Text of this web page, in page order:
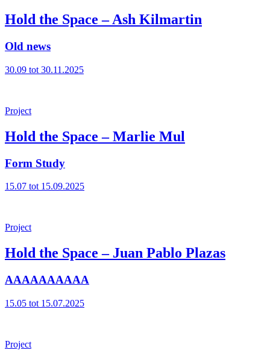
Hold the Space – Ash Kilmartin
Old news
30.09 tot 30.11.2025
Project
Hold the Space – Marlie Mul
Form Study
15.07 tot 15.09.2025
Project
Hold the Space – Juan Pablo Plazas
AAAAAAAAAA
15.05 tot 15.07.2025
Project